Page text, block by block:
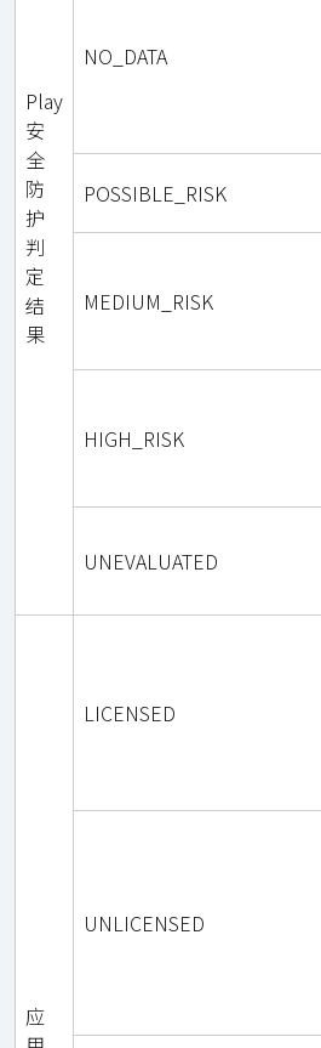
Play
安
全
防
护
判
定
结
果
NO_DATA
POSSIBLE_RISK
MEDIUM_RISK
HIGH_RISK
UNEVALUATED
应
LICENSED
UNLICENSED